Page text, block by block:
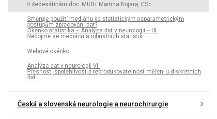
K šedesátinám doc. MUDr. Martina Bojara, CSc.
Směruje použití mediánu ke statistickým neparametrickým
postupům zpracování dat?
Okénko statistika – Analýza dat v neurologii – III.
Nebojme se mediánu a robustních statistik
Webové okénko
Analýza dat v neurologii VI.
Přesnost, spolehlivost a reprodukovatelnost měření u diskrétních
dat
Česká a slovenská neurologie a neurochirurgie